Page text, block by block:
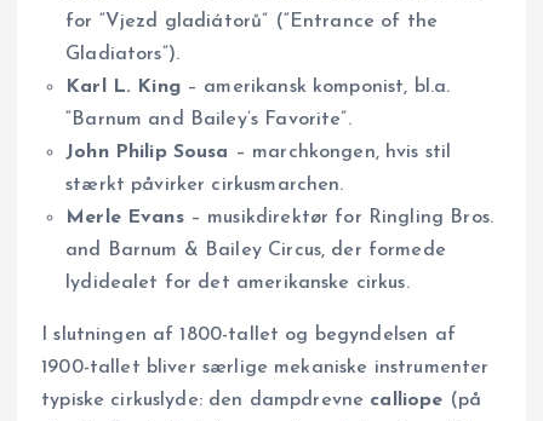
for “Vjezd gladiátorů” (“Entrance of the
Gladiators”).
Karl L. King– amerikansk komponist, bl.a.
“Barnum and Bailey’s Favorite”.
John Philip Sousa – marchkongen, hvis stil
stærkt påvirker cirkusmarchen.
Merle Evans– musikdirektør for Ringling Bros.
and Barnum & Bailey Circus, der formede
lydidealet for det amerikanske cirkus.
I slutningen af 1800-tallet og begyndelsen af
1900-tallet bliver særlige mekaniske instrumenter
typiske cirkuslyde: den dampdrevne calliope (på